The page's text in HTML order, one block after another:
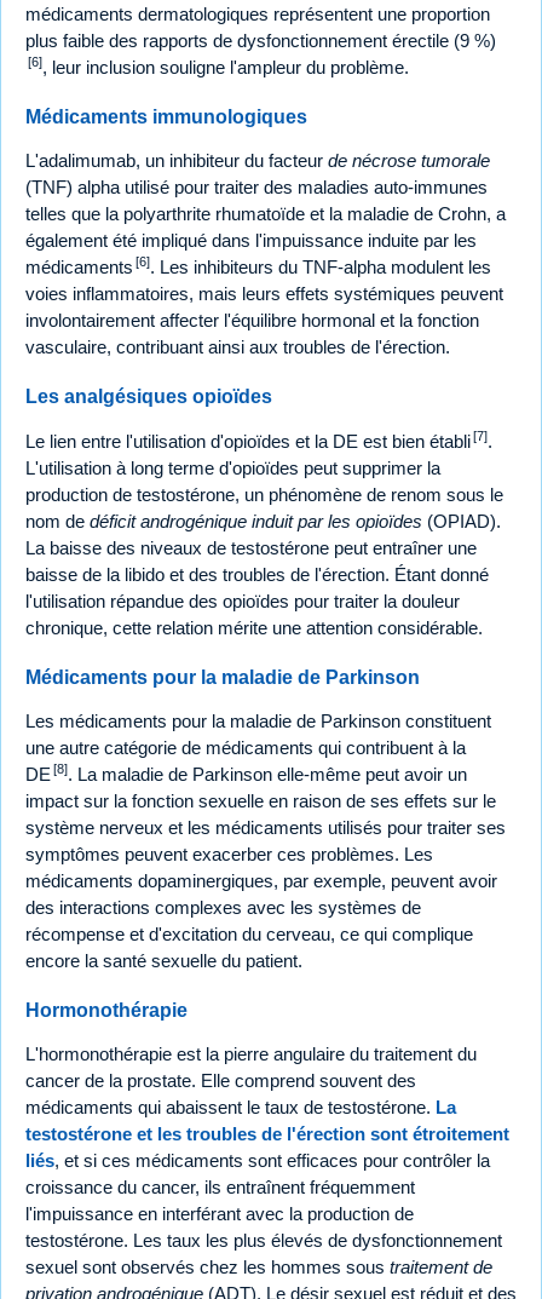
médicaments dermatologiques représentent une proportion
plus faible des rapports de dysfonctionnement érectile (9 %)
[6], leur inclusion souligne l'ampleur du problème.
Médicaments immunologiques
L'adalimumab, un inhibiteur du facteur de nécrose tumorale
(TNF) alpha utilisé pour traiter des maladies auto-immunes
telles que la polyarthrite rhumatoïde et la maladie de Crohn, a
également été impliqué dans l'impuissance induite par les
médicaments [6]. Les inhibiteurs du TNF-alpha modulent les
voies inflammatoires, mais leurs effets systémiques peuvent
involontairement affecter l'équilibre hormonal et la fonction
vasculaire, contribuant ainsi aux troubles de l'érection.
Les analgésiques opioïdes
Le lien entre l'utilisation d'opioïdes et la DE est bien établi[7].
L'utilisation à long terme d'opioïdes peut supprimer la
production de testostérone, un phénomène de renom sous le
nom de déficit androgénique induit par les opioïdes (OPIAD).
La baisse des niveaux de testostérone peut entraîner une
baisse de la libido et des troubles de l'érection. Étant donné
l'utilisation répandue des opioïdes pour traiter la douleur
chronique, cette relation mérite une attention considérable.
Médicaments pour la maladie de Parkinson
Les médicaments pour la maladie de Parkinson constituent
une autre catégorie de médicaments qui contribuent à la
DE [8]. La maladie de Parkinson elle-même peut avoir un
impact sur la fonction sexuelle en raison de ses effets sur le
système nerveux et les médicaments utilisés pour traiter ses
symptômes peuvent exacerber ces problèmes. Les
médicaments dopaminergiques, par exemple, peuvent avoir
des interactions complexes avec les systèmes de
récompense et d'excitation du cerveau, ce qui complique
encore la santé sexuelle du patient.
Hormonothérapie
L'hormonothérapie est la pierre angulaire du traitement du
cancer de la prostate. Elle comprend souvent des
médicaments qui abaissent le taux de testostérone. La
testostérone et les troubles de l'érection sont étroitement
liés, et si ces médicaments sont efficaces pour contrôler la
croissance du cancer, ils entraînent fréquemment
l'impuissance en interférant avec la production de
testostérone. Les taux les plus élevés de dysfonctionnement
sexuel sont observés chez les hommes sous traitement de
privation androgénique (ADT). Le désir sexuel est réduit et des